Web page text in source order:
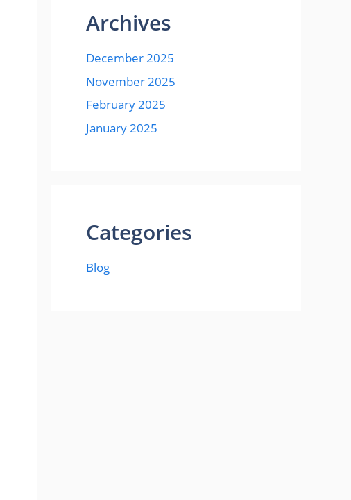
Archives
December 2025
November 2025
February 2025
January 2025
Categories
Blog